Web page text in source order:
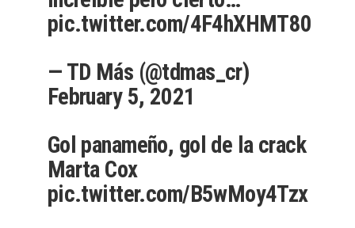
pic.twitter.com/4F4hXHMT80
— TD Más (@tdmas_cr)
February 5, 2021
Gol panameño, gol de la crack
Marta Cox
pic.twitter.com/B5wMoy4Tzx